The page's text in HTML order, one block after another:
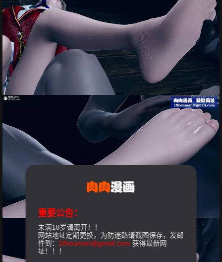
重要公告：
未满18岁请离开！！
网站地址定期更换，为防迷路请截图保存，发邮
件到： 18rouman@gmail.com 获得最新网
址！！！